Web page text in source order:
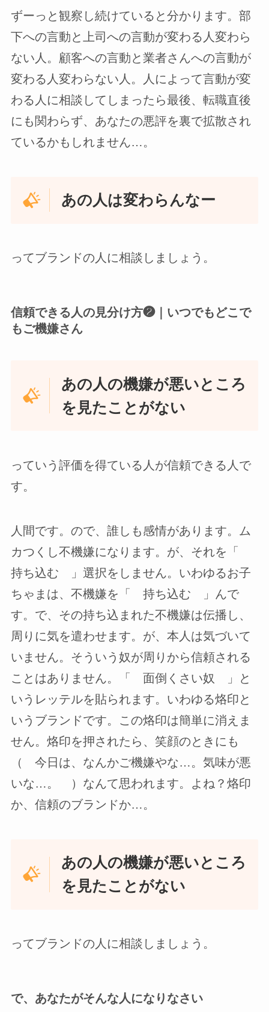
ずーっと観察し続けていると分かります。部
下への言動と上司への言動が変わる人変わら
ない人。顧客への言動と業者さんへの言動が
変わる人変わらない人。人によって言動が変
わる人に相談してしまったら最後、転職直後
にも関わらず、あなたの悪評を裏で拡散され
ているかもしれません…。
あの人は変わらんなー
ってブランドの人に相談しましょう。
信頼できる人の見分け方❷｜いつでもどこで
もご機嫌さん
あの人の機嫌が悪いところ
を見たことがない
っていう評価を得ている人が信頼できる人で
す。
人間です。ので、誰しも感情があります。ム
カつくし不機嫌になります。が、それを「
持ち込む 」選択をしません。いわゆるお子
ちゃまは、不機嫌を「 持ち込む 」んで
す。で、その持ち込まれた不機嫌は伝播し、
周りに気を遣わせます。が、本人は気づいて
いません。そういう奴が周りから信頼される
ことはありません。「 面倒くさい奴 」と
いうレッテルを貼られます。いわゆる烙印と
いうブランドです。この烙印は簡単に消えま
せん。烙印を押されたら、笑顔のときにも
（ 今日は、なんかご機嫌やな…。気味が悪
いな…。 ）なんて思われます。よね？烙印
か、信頼のブランドか…。
あの人の機嫌が悪いところ
を見たことがない
ってブランドの人に相談しましょう。
で、あなたがそんな人になりなさい